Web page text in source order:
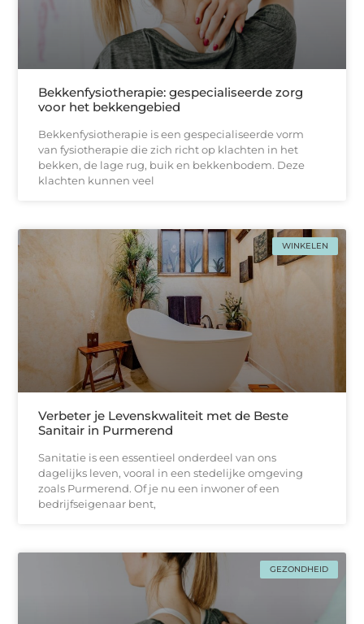
Bekkenfysiotherapie: gespecialiseerde zorg
voor het bekkengebied
Bekkenfysiotherapie is een gespecialiseerde vorm
van fysiotherapie die zich richt op klachten in het
bekken, de lage rug, buik en bekkenbodem. Deze
klachten kunnen veel
WINKELEN
Verbeter je Levenskwaliteit met de Beste
Sanitair in Purmerend
Sanitatie is een essentieel onderdeel van ons
dagelijks leven, vooral in een stedelijke omgeving
zoals Purmerend. Of je nu een inwoner of een
bedrijfseigenaar bent,
GEZONDHEID